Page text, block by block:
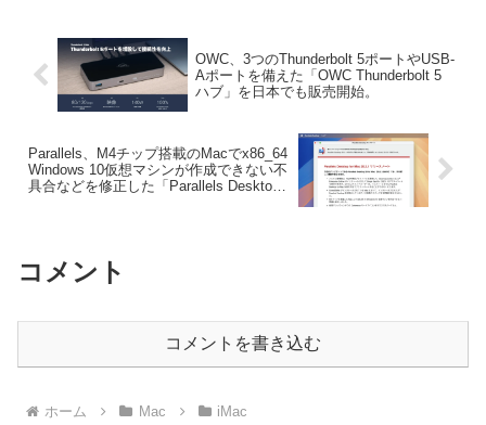
OWC、3つのThunderbolt 5ポートやUSB-
Aポートを備えた「OWC Thunderbolt 5
ハブ」を日本でも販売開始。
Parallels、M4チップ搭載のMacでx86_64
Windows 10仮想マシンが作成できない不
具合などを修正した「Parallels Desktop
コメント
コメントを書き込む
ホーム Mac iMac